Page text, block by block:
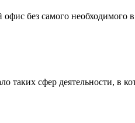
без самого необходимого
таких сфер деятельности,